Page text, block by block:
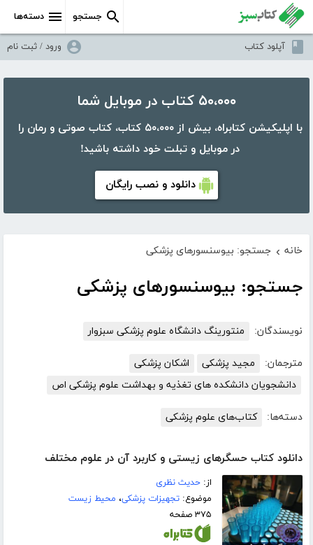
دسته‌ها جستجو
آپلود کتاب ورود / ثبت نام
۵۰،۰۰۰ کتاب در موبایل شما
با اپلیکیشن کتابراه، بیش از ۵۰،۰۰۰ کتاب، کتاب صوتی و رمان را
در موبایل و تبلت خود داشته باشید!
دانلود و نصب رایگان
خانه › جستجو: بیوسنسورهای پزشکی
جستجو: بیوسنسورهای پزشکی
نویسندگان: منتورینگ دانشگاه علوم پزشکی سبزوار
مترجمان: مجید پزشکی
اشکان پزشکی
دانشجویان دانشکده های تغذیه و بهداشت علوم پزشکی اص
دسته‌ها: کتاب‌های علوم پزشکی
دانلود کتاب حسگرهای زیستی و کاربرد آن در علوم مختلف
از:حدیث نظری
موضوع:تجهیزات پزشکی، محیط زیست
۳۷۵ صفحه